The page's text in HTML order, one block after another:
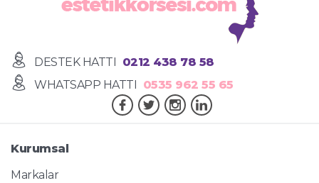
DESTEK HATTI 0212 438 78 58
WHATSAPP HATTI 0535 962 55 65
Kurumsal
Markalar